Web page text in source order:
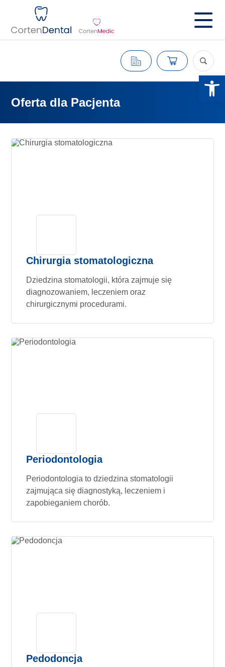
Oferta dla Pacjenta
Chirurgia stomatologiczna
Dziedzina stomatologii, która zajmuje się
diagnozowaniem, leczeniem oraz
chirurgicznymi procedurami.
Periodontologia
Periodontologia to dziedzina stomatologii
zajmująca się diagnostyką, leczeniem i
zapobieganiem chorób.
Pedodoncja